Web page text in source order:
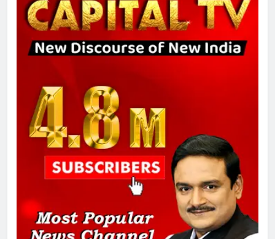
8
चुनाव से पहले लालू परिवार पर बड़ा झटका,
तय किए
1
SRN अस्पताल का नाम अमर शहीद ठाकुर
रोशन सिंह के नाम पर करने की मांग तेज
अमर शहीद ठाकुर रोशन सिंह के नाम पर
स्वरूप रानी नेहरू चिकित्सालय का